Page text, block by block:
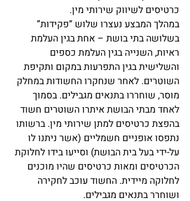
כרטיסים לשיווק שירותי מין.
במהלך המבצע נעצרו שלוש “פקידות”
בשלושה בתי בושת – אחת בגין העלמת
ראיות, השנייה בגין העלמת כספים
והשלישית בגין התפרעות במקום ותקיפת
השוטרים. לאחר שנחקרו החשודות במחלק
מוסר, שוחררו בתנאים מגבילים. בסמוך
לאחד מבתי הבושת איתרו השוטרים חשוד
בהפצת כרטיסים למתן שירותי מין. ברשותו
נתפסו אופניים חשמליים (אשר ניתנו לו
על-ידי בעל בית הבושת) וסייעו בידו לחלוקת
הכרטיסים ומאות כרטיסים שהיו מוכנים
לחלוקה מיידית. החשוד עוכב לחקירה
ושוחרר בתנאים מגבילים.